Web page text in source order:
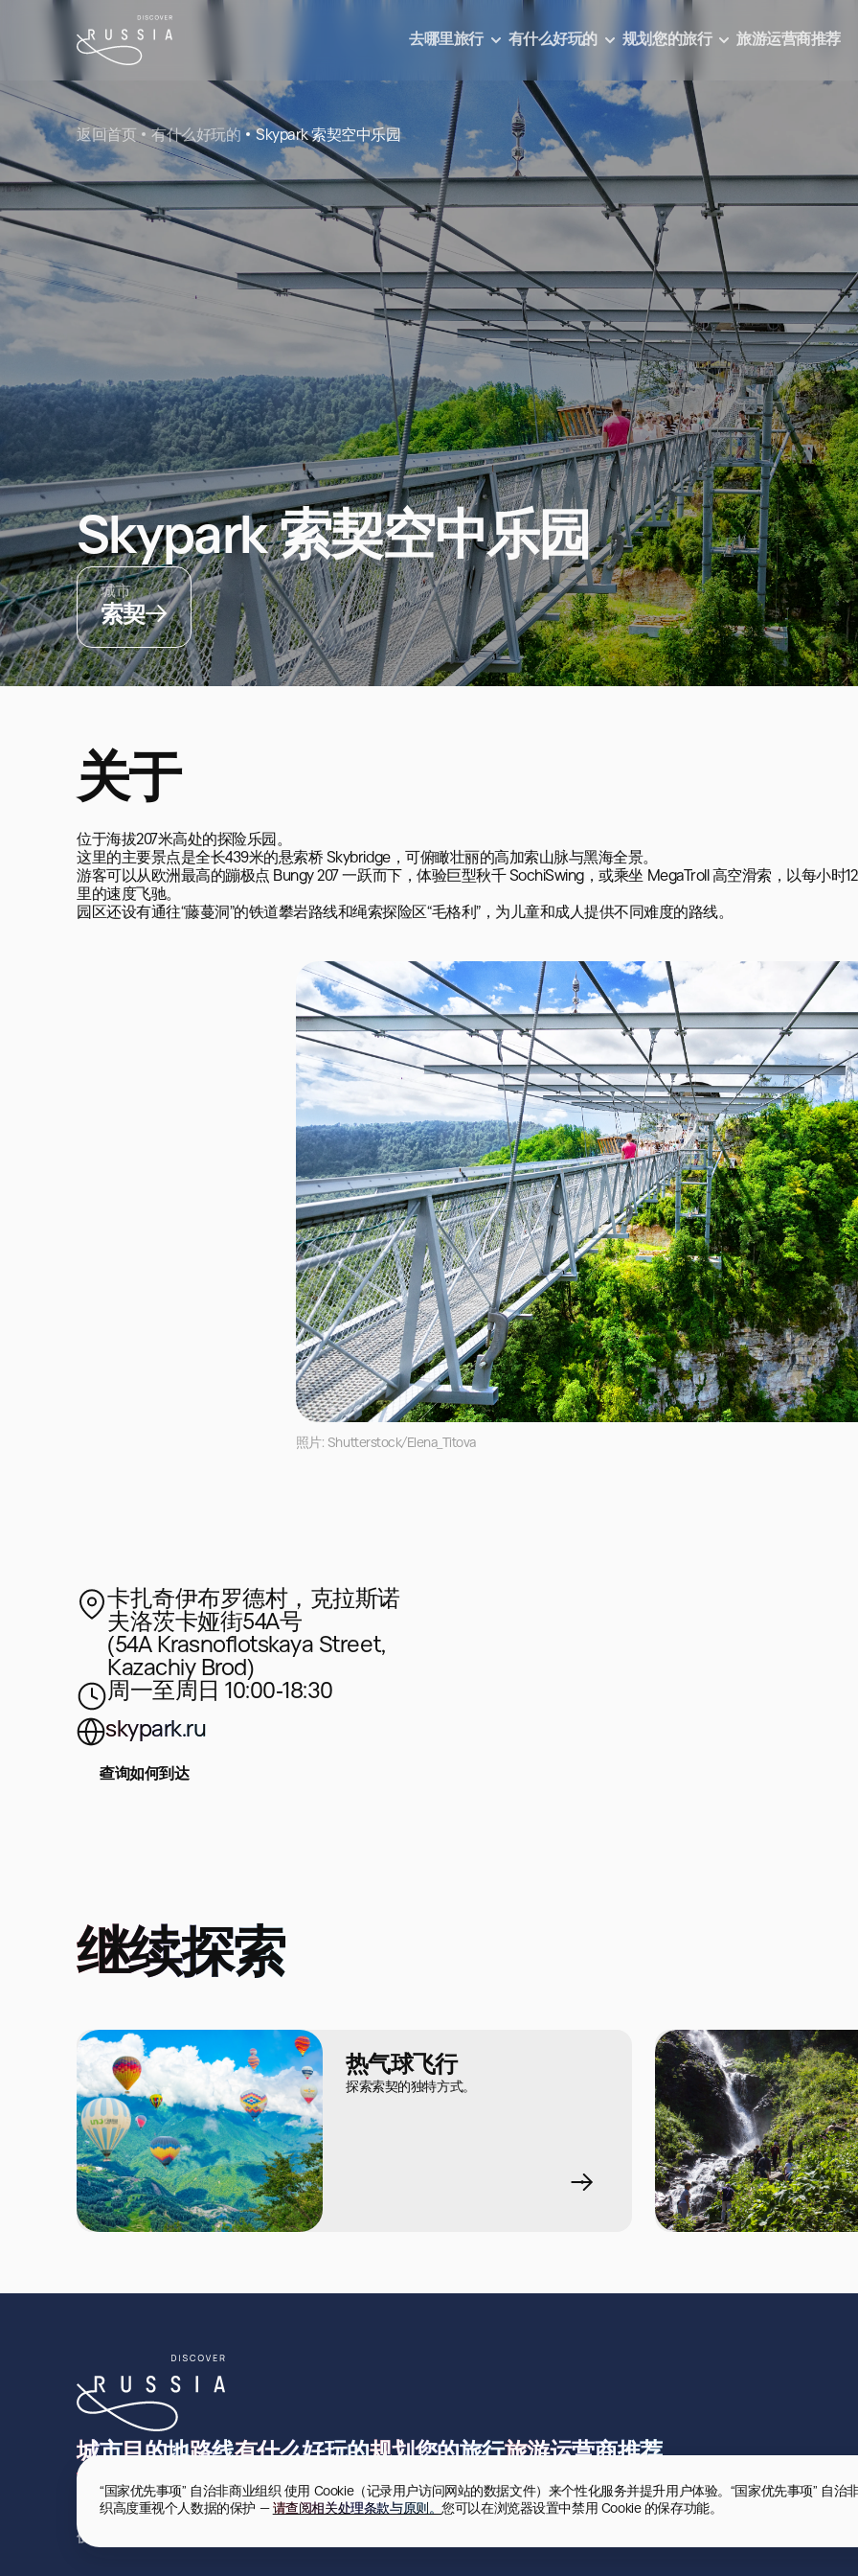
去哪里旅行 有什么好玩的 规划您的旅行 旅游运营商推荐
返回首页 有什么好玩的 Skypark 索契空中乐园
Skypark 索契空中乐园
城市
索契
关于
位于海拔207米高处的探险乐园。
这里的主要景点是全长439米的悬索桥 Skybridge，可俯瞰壮丽的高加索山脉与黑海全景。
游客可以从欧洲最高的蹦极点 Bungy 207 一跃而下，体验巨型秋千 SochiSwing，或乘坐 MegaTroll 高空滑索，以每小时
里的速度飞驰。
园区还设有通往“藤蔓洞”的铁道攀岩路线和绳索探险区“毛格利”，为儿童和成人提供不同难度的路线。
照片: Shutterstock/Elena_Titova
卡扎奇伊布罗德村，克拉斯诺
夫洛茨卡娅街54A号
(54A Krasnoflotskaya Street,
Kazachiy Brod)
周一至周日 10:00‑18:30
skypark.ru
查询如何到达
继续探索
热气球飞行
探索索契的独特方式。
“国家优先事项” 自治非商业组织 使用 Cookie（记录用户访问网站的数据文件）来个性化服务并提升用户体验。“国家优先事项” 自治
织高度重视个人数据的保护 — 请查阅相关处理条款与原则。您可以在浏览器设置中禁用 Cookie 的保存功能。
城市目的地路线有什么好玩的规划您的旅行旅游运营商推荐
使用条款